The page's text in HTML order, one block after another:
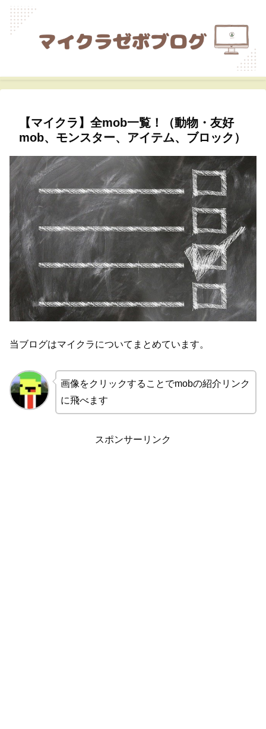
【マイクラ】全mob一覧！（動物・友好
mob、モンスター、アイテム、ブロック）
当ブログはマイクラについてまとめています。
画像をクリックすることでmobの紹介リンク
に飛べます
スポンサーリンク